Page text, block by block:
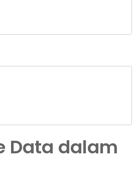
Data dalam